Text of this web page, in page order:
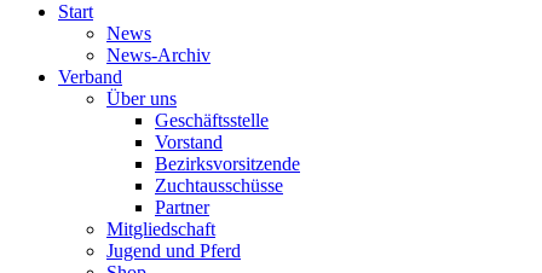
Start
News
News-Archiv
Verband
Über uns
Geschäftsstelle
Vorstand
Bezirksvorsitzende
Zuchtausschüsse
Partner
Mitgliedschaft
Jugend und Pferd